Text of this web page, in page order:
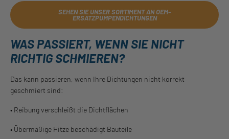
SEHEN SIE UNSER SORTIMENT AN OEM-
ERSATZPUMPENDICHTUNGEN
WAS PASSIERT, WENN SIE NICHT
RICHTIG SCHMIEREN?
Das kann passieren, wenn Ihre Dichtungen nicht korrekt
geschmiert sind:
• Reibung verschleißt die Dichtflächen
• Übermäßige Hitze beschädigt Bauteile